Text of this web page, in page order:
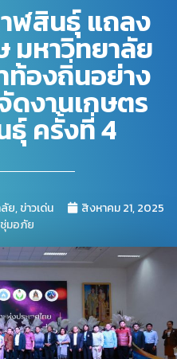
ฬสินธุ์ แถลง
มหาวิทยาลัย
องถิ่นอย่าง
งานเกษตร
ครั้งที่ 4
ย,ข่าวเด่น
สิงหาคม 21, 2025
มอภัย